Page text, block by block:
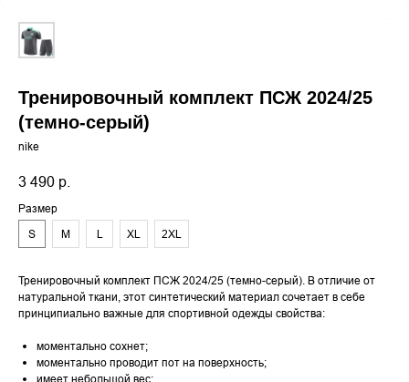
Тренировочный комплект ПСЖ 2024/25
(темно-серый)
nike
3 490 р.
Размер
S
M L XL 2XL
Тренировочный комплект ПСЖ 2024/25 (темно-серый). В отличие от
натуральной ткани, этот синтетический материал сочетает в себе
принципиально важные для спортивной одежды свойства:
моментально сохнет;
моментально проводит пот на поверхность;
имеет небольшой вес;